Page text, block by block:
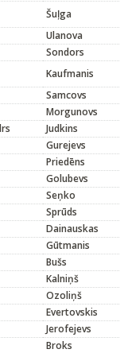
Šuļga
Ulanova
Sondors
Kaufmanis
Samcovs
Morgunovs
Judkins
Gurejevs
Priedēns
Golubevs
Seņko
Sprūds
Dainauskas
Gūtmanis
Bušs
Kalniņš
Ozoliņš
Evertovskis
Jerofejevs
Broks